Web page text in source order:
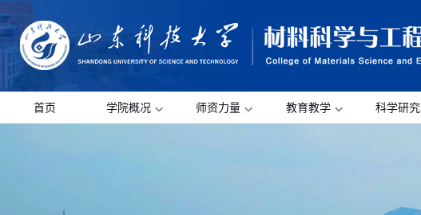
首页 学院概况 师资力量 教育教学 科学研究